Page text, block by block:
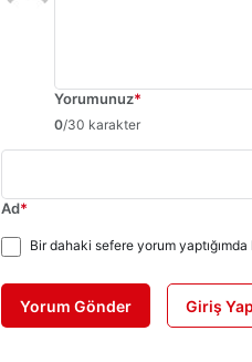
Yorumunuz*
0/30 karakter
Ad*
Bir dahaki sefere yorum
Yorum Gönder Giriş Yap